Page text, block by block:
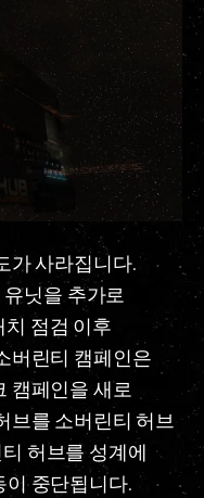
가 사라집니다.
유닛을 추가로
치 점검 이후
버린티 캠페인은
캠페인을 새로
브를 소버린티 허브
허브를 성계에
이 중단됩니다.